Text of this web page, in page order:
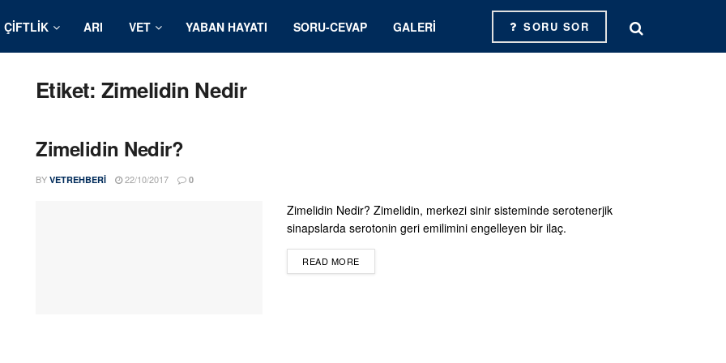
ÇIFTLIK ARI VET YABAN HAYATI SORU-CEVAP GALERI SORU SOR
Etiket: Zimelidin Nedir
Zimelidin Nedir?
BY VETREHBERI 22/10/2017 0
Zimelidin Nedir? Zimelidin, merkezi sinir sisteminde serotenerjik
sinapslarda serotonin geri emilimini engelleyen bir ilaç.
READ MOREDETAILS